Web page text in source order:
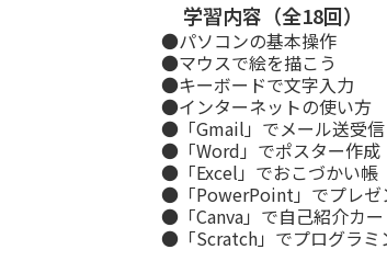
学習内容（全18回）
●パソコンの基本操作
●マウスで絵を描こう
●キーボードで文字入力
●インターネットの使い方
●「Gmail」でメール送受
●「Word」でポスター作成
●「Excel」でおこづかい帳
●「PowerPoint」でプレゼ
●「Canva」で自己紹介カ
●「Scratch」でプログラミ